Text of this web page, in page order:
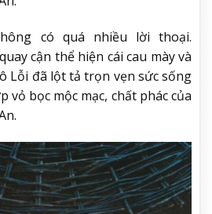
có quá nhiều lời thoại.
cận thể hiện cái cau mày và
Lỗi đã lột tả trọn vẹn sức sống
vỏ bọc mộc mạc, chất phác của